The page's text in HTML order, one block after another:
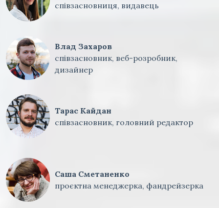
співзасновниця, видавець
Влад Захаров
співзасновник, веб-розробник,
дизайнер
Тарас Кайдан
співзасновник, головний редактор
Саша Сметаненко
проєктна менеджерка, фандрейзерка